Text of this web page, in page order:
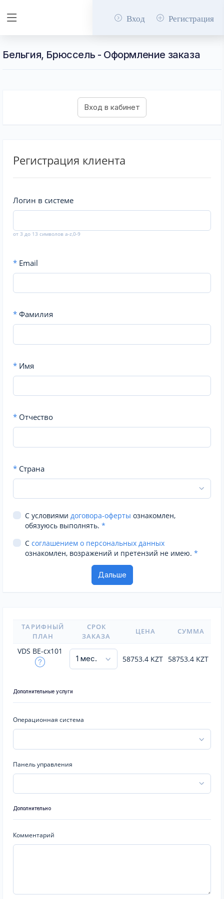
Вход Регистрация
Бельгия, Брюссель - Оформление заказа
Регистрация клиента
Логин в системе
от 3 до 13 символов a-z,0-9
* Email
* Фамилия
* Имя
* Отчество
* Страна
С условиями договора-оферты ознакомлен,
обязуюсь выполнять. *
С соглашением о персональных данных
ознакомлен, возражений и претензий не имею. *
ТАРИФНЫЙ
ПЛАН
СРОК
ЗАКАЗА
ЦЕНА СУММА
VDS BE-cx101
58753.4 KZT 58753.4 KZT
Дополнительные услуги
Операционная система
Панель управления
Дополнительно
Комментарий